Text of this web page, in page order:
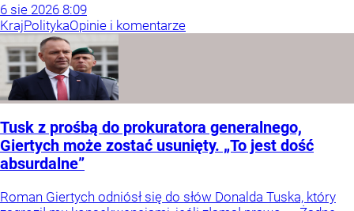
6 sie 2026 8:09
KrajPolitykaOpinie i komentarze
Tusk z prośbą do prokuratora generalnego,
Giertych może zostać usunięty. „To jest dość
absurdalne”
Roman Giertych odniósł się do słów Donalda Tuska, który